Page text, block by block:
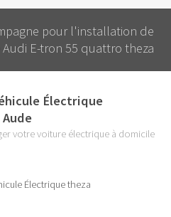
pour l'installation de
E-tron 55 quattro theza
Électrique
votre voiture électrique à domicile